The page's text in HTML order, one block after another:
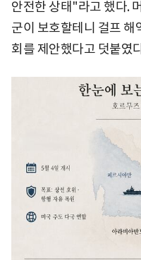
안전한 상태"라고 했다.
군이 보호할테니 걸프 해
회를 제안했다고 덧붙였